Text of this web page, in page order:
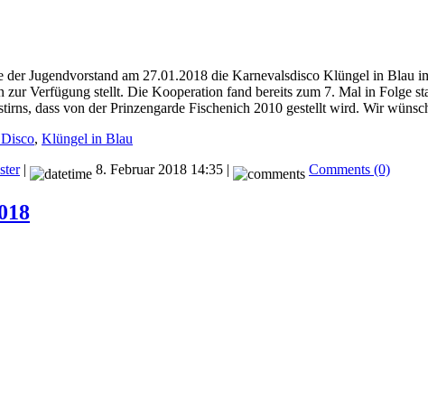
Jugendvorstand am 27.01.2018 die Karnevalsdisco Klüngel in Blau
zur Verfügung stellt. Die Kooperation fand bereits zum 7. Mal in Folge
dass von der Prinzengarde Fischenich 2010 gestellt wird. Wir
, Klüngel in Blau
| 8. Februar 2018 14:35 | Comments (0)